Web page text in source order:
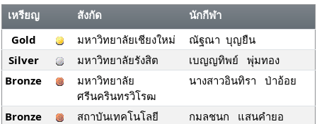
เหรียญ
สังกัด
นักกีฬา
Gold
มหาวิทยาลัยเชียงใหม่
ณัฐณา บุญยืน
Silver
มหาวิทยาลัยรังสิต
เบญญทิพย์ พุ่มทอง
Bronze
มหาวิทยาลัย
ศรีนครินทรวิโรฒ
นางสาวอินทิรา ป่าอ้อย
Bronze
สถาบันเทคโนโลยี
กมลชนก แสนคำยอ